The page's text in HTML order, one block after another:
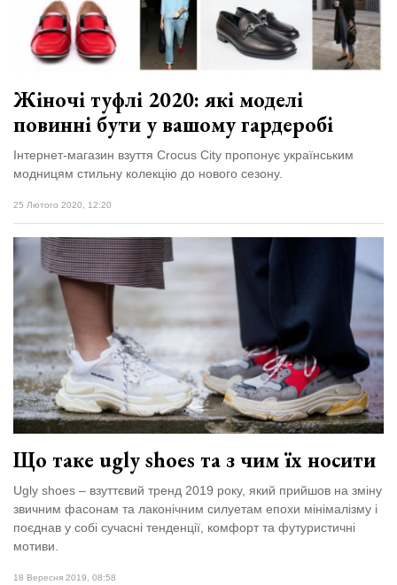
Спартакіада
VolWe...
29 Липня 2026
568 переглядів
Персона
Лайф
Афіша
ZONE 18+
Контакти
Політика конфіденційності
Жіночі туфлі 2020: які моделі
повинні бути у вашому гардеробі
Інтернет-магазин взуття Crocus City пропонує українським
модницям стильну колекцію до нового сезону.
25 Лютого 2020, 12:20
Що таке ugly shoes та з чим їх носити
Ugly shoes – взуттєвий тренд 2019 року, який прийшов на зміну
звичним фасонам та лаконічним силуетам епохи мінімалізму і
поєднав у собі сучасні тенденції, комфорт та футуристичні
мотиви.
18 Вересня 2019, 08:58